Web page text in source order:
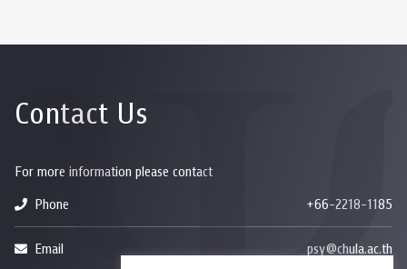
Contact Us
For more information please contact
Phone
+66-2218-1185
Email psy@chula.ac.th